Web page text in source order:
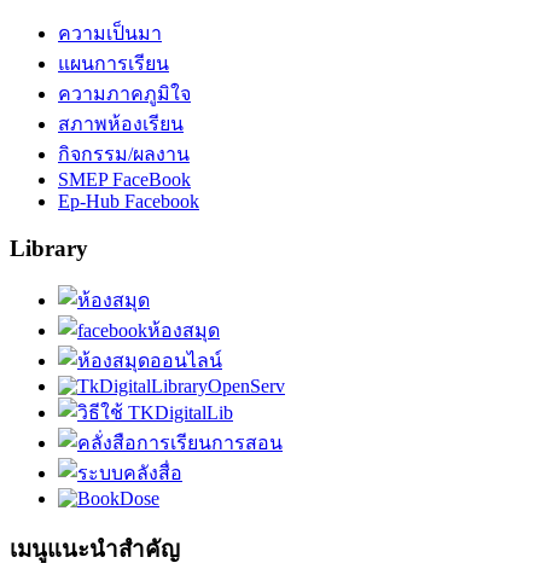
ความเป็นมา
แผนการเรียน
ความภาคภูมิใจ
สภาพห้องเรียน
กิจกรรม/ผลงาน
SMEP FaceBook
Ep-Hub Facebook
Library
เมนูแนะนำสำคัญ